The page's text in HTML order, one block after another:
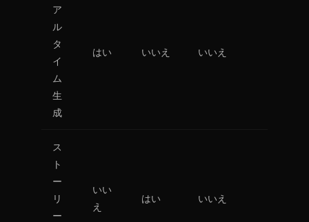
ア
ル
タ
イ
ム
生
成
はい いいえ いいえ
ス
ト
ー
リ
ー
いい
え
はい いいえ